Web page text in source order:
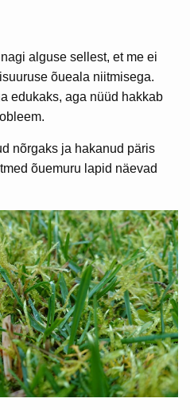
alguse sellest, et me ei
õueala niitmisega.
edukaks, aga nüüd hakkab
nõrgaks ja hakanud päris
õuemuru lapid näevad